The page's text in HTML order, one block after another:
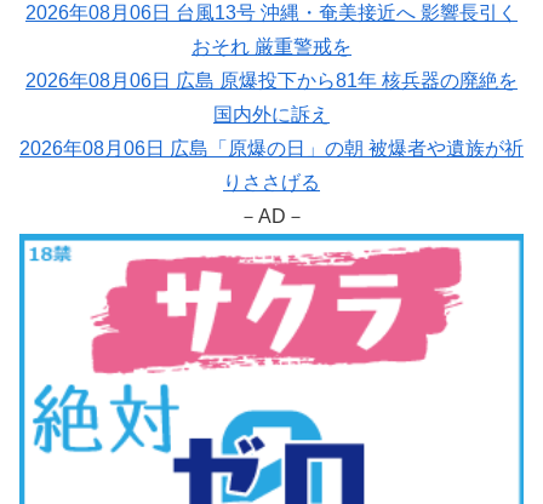
2026年08月06日 台風13号 沖縄・奄美接近へ 影響長引く
おそれ 厳重警戒を
2026年08月06日 広島 原爆投下から81年 核兵器の廃絶を
国内外に訴え
2026年08月06日 広島「原爆の日」の朝 被爆者や遺族が祈
りささげる
－AD－